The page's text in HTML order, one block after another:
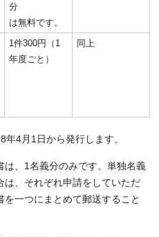
分
は無料です。
1件300円（1
年度ごと）
同上
4月1日から発行します。
、1名義分のみです。単独名義
は、それぞれ申請をしていただ
を一つにまとめて郵送すること